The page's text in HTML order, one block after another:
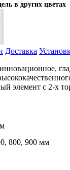
в других цветах
Доставка
элемент с 2-х
800, 900 мм